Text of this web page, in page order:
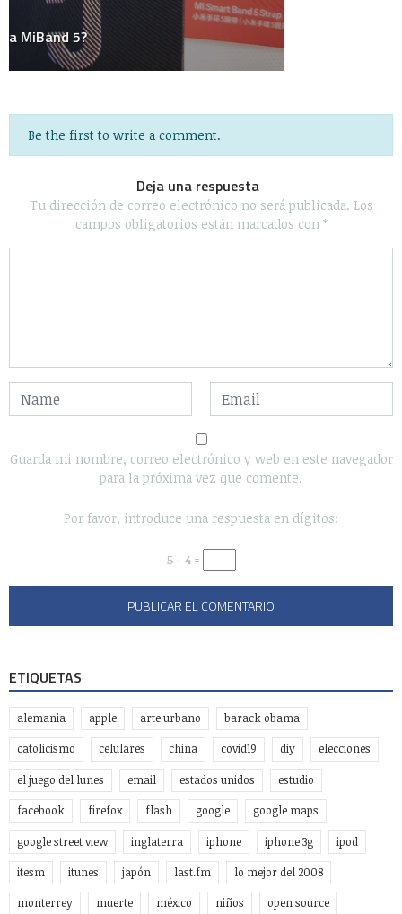
Be the first to write a comment.
Deja una respuesta
Tu dirección de correo electrónico no será publicada. Los
campos obligatorios están marcados con *
Guarda mi nombre, correo electrónico y web en este navegador
para la próxima vez que comente.
Por favor, introduce una respuesta en dígitos:
5 − 4 =
ETIQUETAS
alemania apple arte urbano barack obama
catolicismo celulares china covid19 diy elecciones
el juego del lunes email estados unidos estudio
facebook firefox flash google google maps
google street view inglaterra iphone iphone 3g ipod
itesm itunes japón last.fm lo mejor del 2008
monterrey muerte méxico niños open source